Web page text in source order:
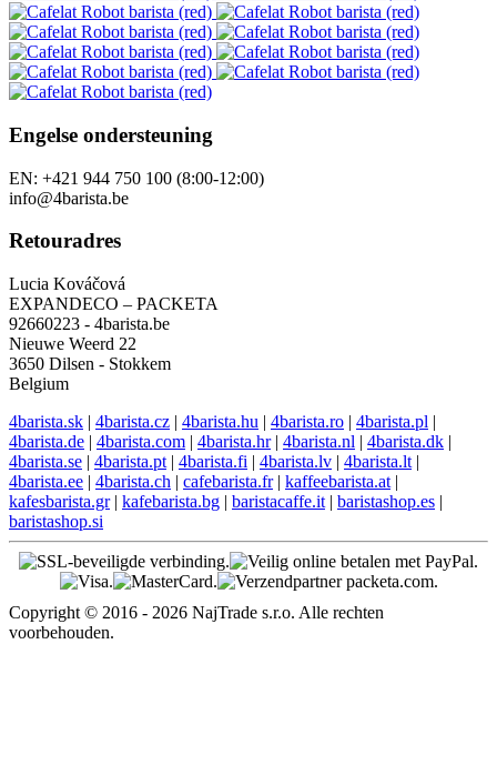
Engelse ondersteuning
EN: +421 944 750 100 (8:00-12:00)
info@4barista.be
Retouradres
Lucia Kováčová
EXPANDECO – PACKETA
92660223 - 4barista.be
Nieuwe Weerd 22
3650 Dilsen - Stokkem
Belgium
4barista.sk | 4barista.cz | 4barista.hu | 4barista.ro | 4barista.pl |
4barista.de | 4barista.com | 4barista.hr| 4barista.nl | 4barista.dk |
4barista.se | 4barista.pt | 4barista.fi | 4barista.lv | 4barista.lt |
4barista.ee | 4barista.ch | cafebarista.fr| kaffeebarista.at |
kafesbarista.gr| kafebarista.bg | baristacaffe.it | baristashop.es |
baristashop.si
Copyright © 2016 - 2026 NajTrade s.r.o. Alle rechten
voorbehouden.